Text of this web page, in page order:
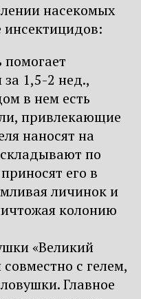
насекомых
инсектицидов:
помогает
1,5-2 нед.,
в нем есть
привлекающие
наносят на
по
его в
личинок и
колонию
«Великий
с гелем,
Главное